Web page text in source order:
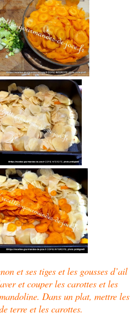
et ses tiges et les gousses d’ail
et couper les carottes et les
Dans un plat, mettre les
terre et les carottes.